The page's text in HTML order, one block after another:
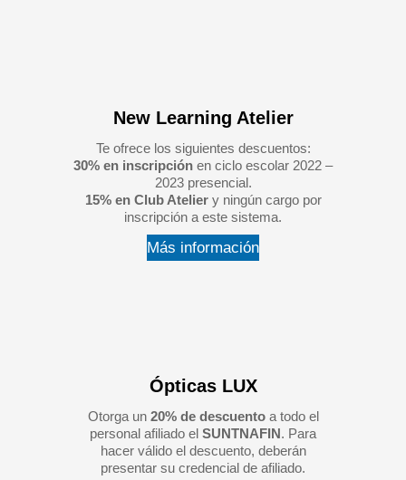
New Learning Atelier
Te ofrece los siguientes descuentos:
30% en inscripción en ciclo escolar 2022 –
2023 presencial.
15% en Club Atelier y ningún cargo por
inscripción a este sistema.
Más información
Ópticas LUX
Otorga un 20% de descuentoa todo el
personal afiliado el SUNTNAFIN. Para
hacer válido el descuento, deberán
presentar su credencial de afiliado.